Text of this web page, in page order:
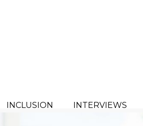
INCLUSION INTERVIEWS